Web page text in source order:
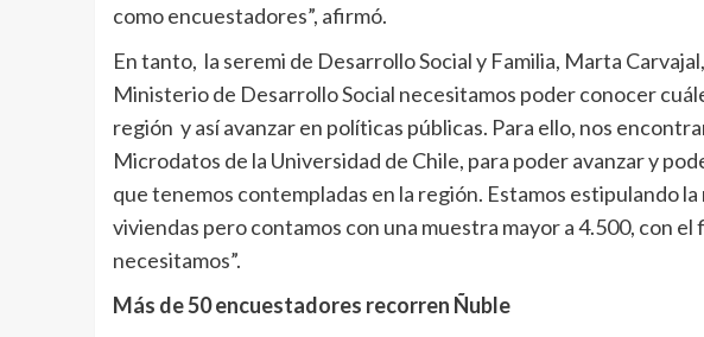
como encuestadores”, afirmó.
En tanto, la seremi de Desarrollo Social y Familia, Marta
Ministerio de Desarrollo Social necesitamos poder conocer
región y así avanzar en políticas públicas. Para ello, nos
Microdatos de la Universidad de Chile, para poder avanzar y
que tenemos contempladas en la región. Estamos estipulando
viviendas pero contamos con una muestra mayor a 4.500, con
necesitamos”.
Más de 50 encuestadores recorren Ñuble